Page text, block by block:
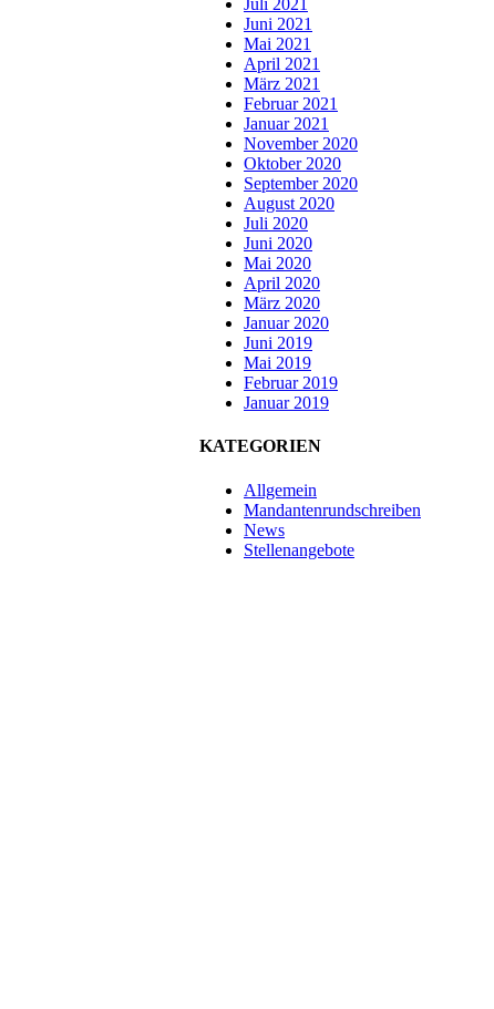
Juli 2021
Juni 2021
Mai 2021
April 2021
März 2021
Februar 2021
Januar 2021
November 2020
Oktober 2020
September 2020
August 2020
Juli 2020
Juni 2020
Mai 2020
April 2020
März 2020
Januar 2020
Juni 2019
Mai 2019
Februar 2019
Januar 2019
KATEGORIEN
Allgemein
Mandantenrundschreiben
News
Stellenangebote